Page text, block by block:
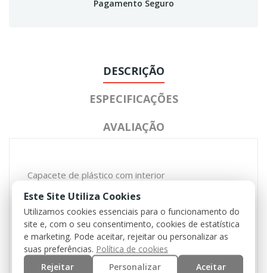
Pagamento Seguro
DESCRIÇÃO
ESPECIFICAÇÕES
AVALIAÇÃO
Capacete de plástico com interior
Correia de queixo com fecho de aperto
Capa do capacete destacável com cordão
Vários loops
Material:
Capa: 100% algodão
Este Site Utiliza Cookies
Utilizamos cookies essenciais para o funcionamento do
site e, com o seu consentimento, cookies de estatística
e marketing. Pode aceitar, rejeitar ou personalizar as
suas preferências. Política de cookies
Rejeitar
Personalizar Aceitar